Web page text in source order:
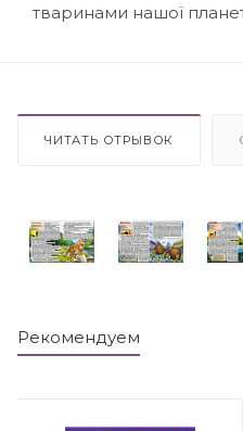
тваринами нашої
ЧИТАТЬ ОТРЫВОК
Рекомендуем